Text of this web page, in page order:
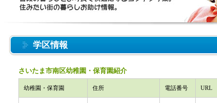
学区情報
さいたま市南区幼稚園・保育園紹介
幼稚園・保育園 住所 電話番号 URL